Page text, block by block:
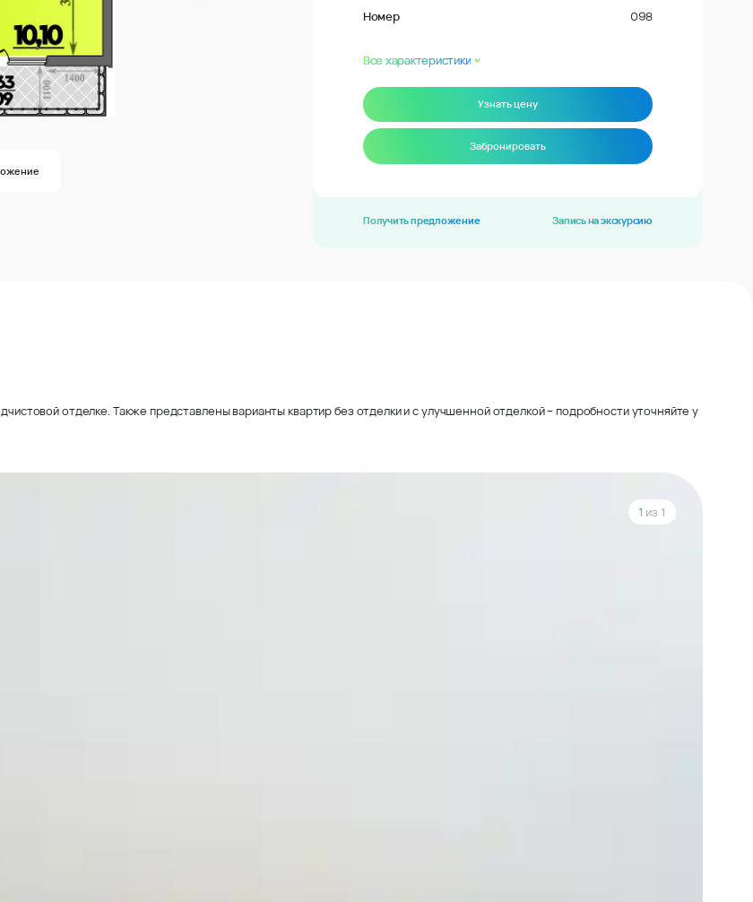
Номер 098
Все характеристики
Узнать цену
Забронировать
Получить предложение Запись на экскурсию
отделке. Также представлены варианты квартир без отделки и с улучшенной отделкой – подробности уточняйте у
1 из 1